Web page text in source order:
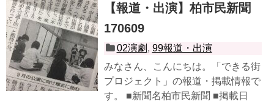
【報道・出演】柏市民新聞
170609
02演劇 , 99報道・出演
みなさん、こんにちは。「できる街
プロジェクト」の報道・掲載情報で
す。 ■新聞名柏市民新聞 ■掲載日